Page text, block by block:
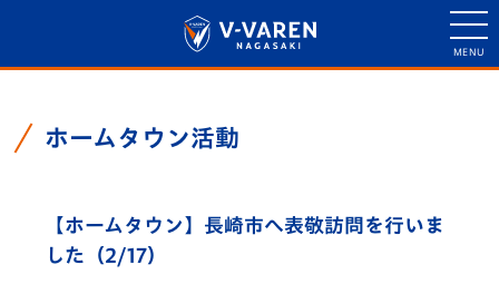
ホームタウン活動
【ホームタウン】長崎市へ表敬訪問を行いま
した（2/17）